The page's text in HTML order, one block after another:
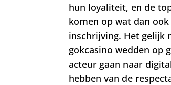
hun loyaliteit, en de
komen op wat dan
inschrijving. Het gelijk
gokcasino wedden op
acteur gaan naar
hebben van de